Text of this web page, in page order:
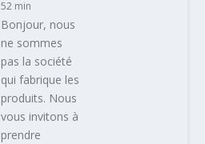
52 min
Bonjour, nous
ne sommes
pas la société
qui fabrique les
produits. Nous
vous invitons à
prendre